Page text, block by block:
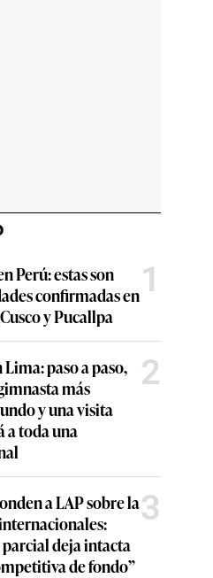
Perú: estas son
confirmadas en
y Pucallpa
1
paso a paso,
más
y una visita
a toda una
2
a LAP sobre la
deja intacta
de fondo”
3